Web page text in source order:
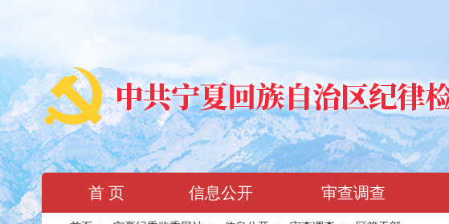
首 页 信息公开 审查调查